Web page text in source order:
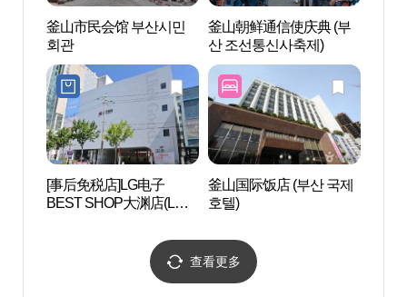
釜山市民会馆 부산시민
회관
釜山朝鲜通信使庆典 (부
산 조선통신사축제)
[事后免税店]LG电子
BEST SHOP大渊店(LG전
釜山国际饭店 (부산 국제
호텔)
查看更多